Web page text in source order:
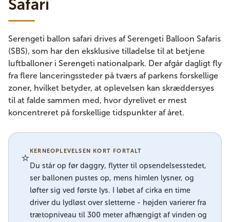
Safari
Serengeti ballon safari drives af Serengeti Balloon Safaris
(SBS), som har den eksklusive tilladelse til at betjene
luftballoner i Serengeti nationalpark. Der afgår dagligt fly
fra flere lanceringssteder på tværs af parkens forskellige
zoner, hvilket betyder, at oplevelsen kan skræddersyes
til at falde sammen med, hvor dyrelivet er mest
koncentreret på forskellige tidspunkter af året.
⭐KERNEOPLEVELSEN KORT FORTALT
Du står op før daggry, flytter til opsendelsesstedet,
ser ballonen pustes op, mens himlen lysner, og
løfter sig ved første lys. I løbet af cirka en time
driver du lydløst over sletterne - højden varierer fra
trætopniveau til 300 meter afhængigt af vinden og